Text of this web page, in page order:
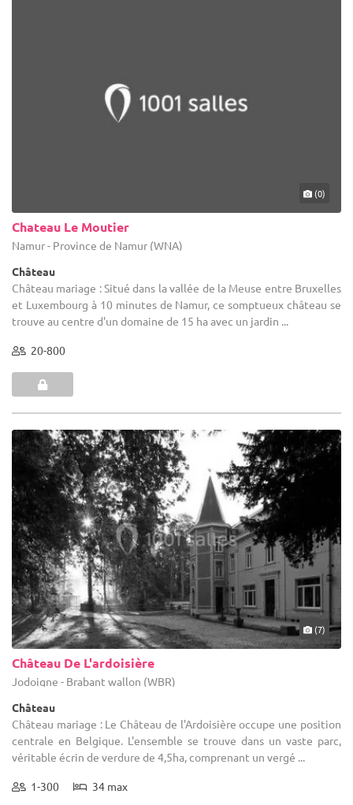
(0)
Chateau Le Moutier
Namur - Province de Namur (WNA)
Château
Château mariage : Situé dans la vallée de la Meuse entre Bruxelles
et Luxembourg à 10 minutes de Namur, ce somptueux château se
trouve au centre d'un domaine de 15 ha avec un jardin ...
20-800
(7)
Château De L'ardoisière
Jodoigne - Brabant wallon (WBR)
Château
Château mariage : Le Château de l'Ardoisière occupe une position
centrale en Belgique. L'ensemble se trouve dans un vaste parc,
véritable écrin de verdure de 4,5ha, comprenant un vergé ...
1-300 34 max